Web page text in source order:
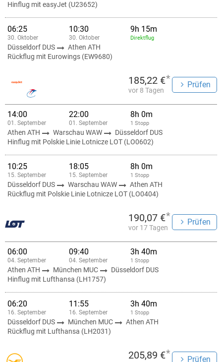
Hinflug mit easyJet (U23652)
06:25
30. Oktober
10:30
30. Oktober
9h 15m
Direktflug
Düsseldorf DUS
Athen ATH
Rückflug mit Eurowings (EW9680)
185,22 €*
vor 8 Tagen
Prüfen
14:00
01. September
22:00
01. September
8h 0m
1 Stopp
Athen ATH Warschau WAW
Düsseldorf DUS
Hinflug mit Polskie Linie Lotnicze LOT (LO0602)
10:25
15. September
18:05
15. September
8h 0m
1 Stopp
Düsseldorf DUS Warschau WAW
Athen ATH
Rückflug mit Polskie Linie Lotnicze LOT (LO0404)
190,07 €*
vor 17 Tagen
Prüfen
06:00
04. September
09:40
04. September
3h 40m
1 Stopp
Athen ATH München MUC
Düsseldorf DUS
Hinflug mit Lufthansa (LH1757)
06:20
16. September
11:55
16. September
3h 40m
1 Stopp
Düsseldorf DUS München MUC
Athen ATH
Rückflug mit Lufthansa (LH2031)
205,89 €*
Prüfen